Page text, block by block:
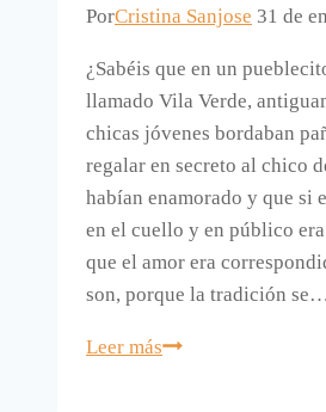
PorCristina Sanjose 31 de
¿Sabéis que en un
llamado Vila Verde,
chicas jóvenes bordaban
regalar en secreto al chico
habían enamorado y que si
en el cuello y en público
que el amor era
son, porque la tradición se…
Leer másRegalos